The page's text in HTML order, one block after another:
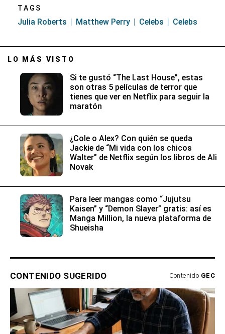
TAGS
Julia Roberts Matthew Perry Celebs Celebs
LO MÁS VISTO
Si te gustó “The Last House”, estas
son otras 5 películas de terror que
tienes que ver en Netflix para seguir la
maratón
¿Cole o Alex? Con quién se queda
Jackie de “Mi vida con los chicos
Walter” de Netflix según los libros de Ali
Novak
Para leer mangas como “Jujutsu
Kaisen” y “Demon Slayer” gratis: así es
Manga Million, la nueva plataforma de
Shueisha
CONTENIDO SUGERIDO Contenido GEC